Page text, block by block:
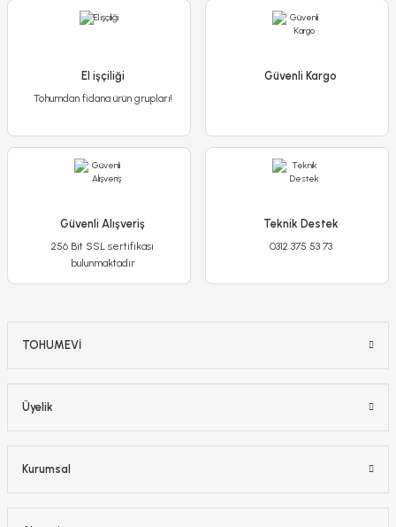
65,00 TL
Sepete Ekle
El işçiliği
Tohumdan fidana ürün grupları!
Güvenli Kargo
Güvenli Alışveriş
256 Bit SSL sertifikası
bulunmaktadır
Teknik Destek
0312 375 53 73
TOHUMEVİ
Üyelik
Kurumsal